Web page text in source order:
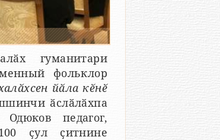
гуманитари
фольклор
йӑла кӗнӗ
ӑслӑлӑхпа
педагог,
ҫул ҫитнине